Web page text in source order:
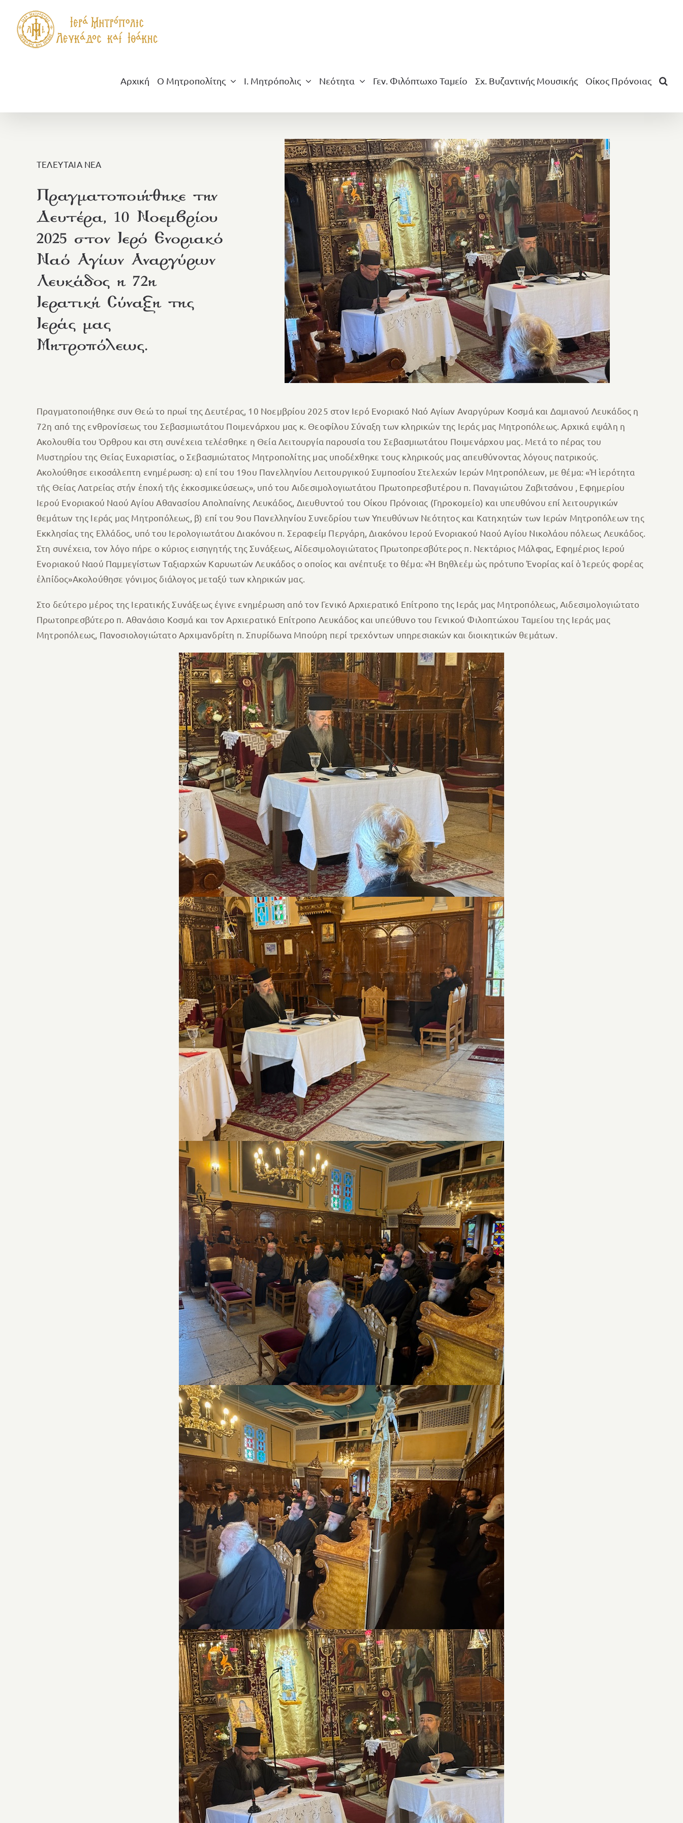
περιεχόμενο
Αρχική Ο Μητροπολίτης Ι. Μητρόπολις Νεότητα Γεν. Φιλόπτωχο Ταμείο Σχ. Βυζαντινής Μουσικής Οίκος Πρόνοιας
ΤΕΛΕΥΤΑΙΑ ΝΕΑ
Πραγματοποιήθηκε την
Δευτέρα, 10 Νοεμβρίου
2025 στον Ιερό Ενοριακό
Ναό Αγίων Αναργύρων
Λευκάδος η 72η
Ιερατική Σύναξη της
Ιεράς μας
Μητροπόλεως.
Πραγματοποιήθηκε συν Θεώ το πρωί της Δευτέρας, 10 Νοεμβρίου 2025 στον Ιερό Ενοριακό Ναό Αγίων Αναργύρων Κοσμά και Δαμιανού Λευκάδος η
72η από της ενθρονίσεως του Σεβασμιωτάτου Ποιμενάρχου μας κ. Θεοφίλου Σύναξη των κληρικών της Ιεράς μας Μητροπόλεως. Αρχικά εψάλη η
Ακολουθία του Όρθρου και στη συνέχεια τελέσθηκε η Θεία Λειτουργία παρουσία του Σεβασμιωτάτου Ποιμενάρχου μας. Μετά το πέρας του
Μυστηρίου της Θείας Ευχαριστίας, ο Σεβασμιώτατος Μητροπολίτης μας υποδέχθηκε τους κληρικούς μας απευθύνοντας λόγους πατρικούς.
Ακολούθησε εικοσάλεπτη ενημέρωση: α) επί του 19ου Πανελληνίου Λειτουργικού Συμποσίου Στελεχών Ιερών Μητροπόλεων, με θέμα: «Ἡ ἱερότητα
τῆς Θείας Λατρείας στήν ἐποχή τῆς ἐκκοσμικεύσεως», υπό του Αιδεσιμολογιωτάτου Πρωτοπρεσβυτέρου π. Παναγιώτου Ζαβιτσάνου , Εφημερίου
Ιερού Ενοριακού Ναού Αγίου Αθανασίου Απολπαίνης Λευκάδος, Διευθυντού του Οίκου Πρόνοιας (Γηροκομείο) και υπευθύνου επί λειτουργικών
θεμάτων της Ιεράς μας Μητροπόλεως, β) επί του 9ου Πανελληνίου Συνεδρίου των Υπευθύνων Νεότητος και Κατηχητών των Ιερών Μητροπόλεων της
Εκκλησίας της Ελλάδος, υπό του Ιερολογιωτάτου Διακόνου π. Σεραφείμ Περγάρη, Διακόνου Ιερού Ενοριακού Ναού Αγίου Νικολάου πόλεως Λευκάδος.
Στη συνέχεια, τον λόγο πήρε ο κύριος εισηγητής της Συνάξεως, Αἰδεσιμολογιώτατος Πρωτοπρεσβύτερος π. Νεκτάριος Μάλφας, Εφημέριος Ιερού
Ενοριακού Ναού Παμμεγίστων Ταξιαρχών Καρυωτών Λευκάδος ο οποίος και ανέπτυξε το θέμα: «Ἡ Βηθλεέμ ὡς πρότυπο Ἐνορίας καί ὁ Ἱερεύς φορέας
ἐλπίδος»Ακολούθησε γόνιμος διάλογος μεταξύ των κληρικών μας.
Στο δεύτερο μέρος της Ιερατικής Συνάξεως έγινε ενημέρωση από τον Γενικό Αρχιερατικό Επίτροπο της Ιεράς μας Μητροπόλεως, Αιδεσιμολογιώτατο
Πρωτοπρεσβύτερο π. Αθανάσιο Κοσμά και τον Αρχιερατικό Επίτροπο Λευκάδος και υπεύθυνο του Γενικού Φιλοπτώχου Ταμείου της Ιεράς μας
Μητροπόλεως, Πανοσιολογιώτατο Αρχιμανδρίτη π. Σπυρίδωνα Μπούρη περί τρεχόντων υπηρεσιακών και διοικητικών θεμάτων.